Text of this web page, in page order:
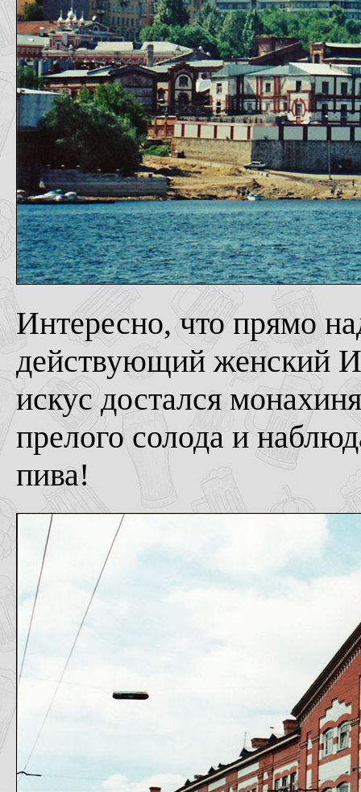
Интересно, что прямо
действующий женский
искус достался
прелого солода и
пива!